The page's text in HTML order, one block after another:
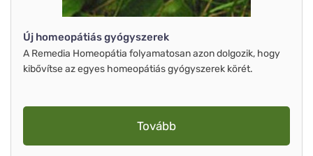
Új homeopátiás gyógyszerek
A Remedia Homeopátia folyamatosan azon dolgozik, hogy
kibővítse az egyes homeopátiás gyógyszerek körét.
Tovább